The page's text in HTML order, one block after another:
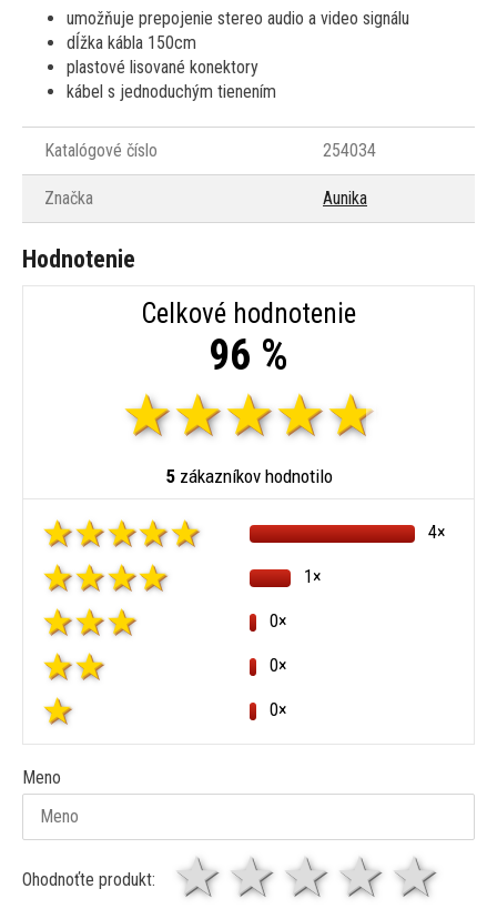
umožňuje prepojenie stereo audio a video signálu
dĺžka kábla 150cm
plastové lisované konektory
kábel s jednoduchým tienením
Katalógové číslo 254034
Značka Aunika
Hodnotenie
Celkové hodnotenie
96 %
5zákazníkov hodnotilo
4×
1×
0×
0×
0×
Meno
Ohodnoťte produkt: 4
3
2 hviezdy
1 hviezda